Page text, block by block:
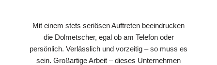
Mit einem stets seriösen Auftreten beeindrucken
die Dolmetscher, egal ob am Telefon oder
persönlich. Verlässlich und vorzeitig – so muss es
sein. Großartige Arbeit – dieses Unternehmen